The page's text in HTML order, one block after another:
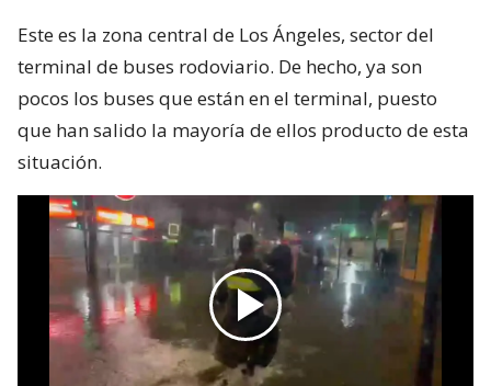
Este es la zona central de Los Ángeles, sector del
terminal de buses rodoviario. De hecho, ya son
pocos los buses que están en el terminal, puesto
que han salido la mayoría de ellos producto de esta
situación.